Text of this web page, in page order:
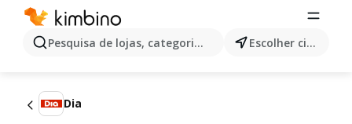
Pesquisa de lojas, categorias,produtos... Escolher cidade
Dia